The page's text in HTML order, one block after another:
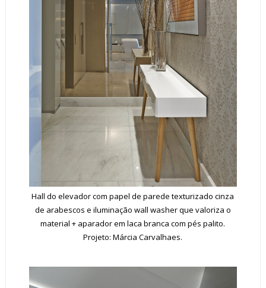
Hall do elevador com papel de parede texturizado cinza
de arabescos e iluminação wall washer que valoriza o
material + aparador em laca branca com pés palito.
Projeto: Márcia Carvalhaes.